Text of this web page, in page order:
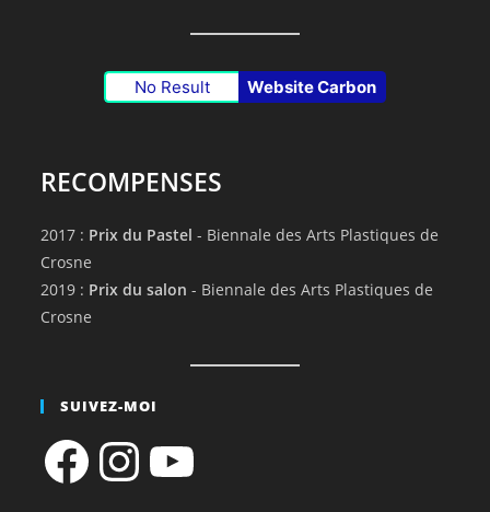
No Result Website Carbon
RECOMPENSES
2017 : Prix du Pastel - Biennale des Arts Plastiques de
Crosne
2019 : Prix du salon - Biennale des Arts Plastiques de
Crosne
SUIVEZ-MOI
FacebookInstagramYouTube